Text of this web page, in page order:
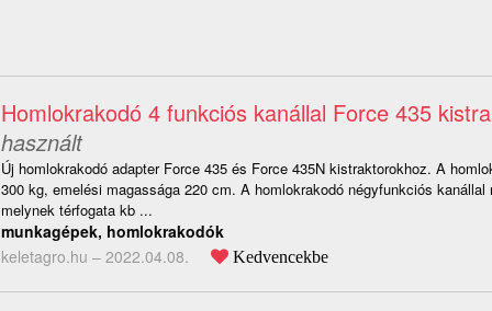
Homlokrakodó 4 funkciós kanállal Force 435
használt
Új homlokrakodó adapter Force 435 és Force 435N kistraktorokhoz. A
300 kg, emelési magassága 220 cm. A homlokrakodó négyfunkciós kanállal
melynek térfogata kb ...
munkagépek, homlokrakodók
keletagro.hu – 2022.04.08. Kedvencekbe